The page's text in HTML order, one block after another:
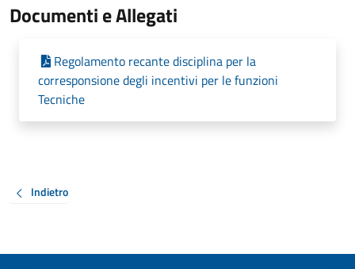
Documenti e Allegati
Regolamento recante disciplina per la
corresponsione degli incentivi per le funzioni
Tecniche
Indietro